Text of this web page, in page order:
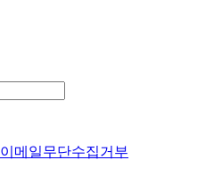
이메일무단수집거부